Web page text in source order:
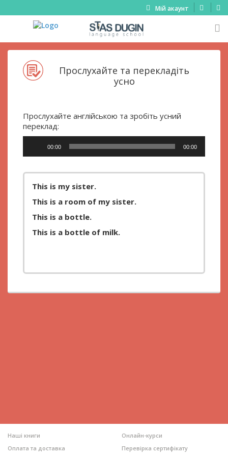
Мій акаунт
Прослухайте та перекладіть
усно
Прослухайте англійською та зробіть усний
переклад:
00:00 00:00
This is my sister.
This is a room of my sister.
This is a bottle.
This is a bottle of milk.
Наші книги
Онлайн-курси
Оплата та доставка
Перевірка сертифікату